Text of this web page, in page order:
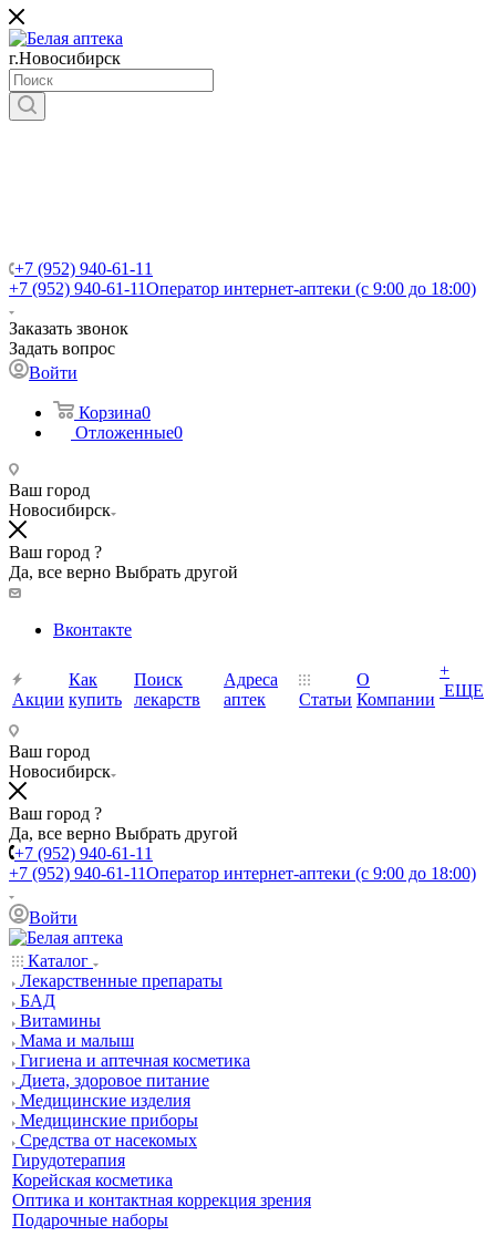
г.Новосибирск
+7 (952) 940-61-11
+7 (952) 940-61-11Оператор интернет-аптеки (с 9:00 до 18:00)
Заказать звонок
Задать вопрос
Войти
Корзина0
Отложенные0
Ваш город
Новосибирск
Ваш город ?
Да, все верно Выбрать другой
Вконтакте
Акции
Как
купить
Поиск
лекарств
Адреса
аптек
Статьи
О
Компании
+
ЕЩЕ
Ваш город
Новосибирск
Ваш город ?
Да, все верно Выбрать другой
+7 (952) 940-61-11
+7 (952) 940-61-11Оператор интернет-аптеки (с 9:00 до 18:00)
Войти
Каталог
Лекарственные препараты
БАД
Витамины
Мама и малыш
Гигиена и аптечная косметика
Диета, здоровое питание
Медицинские изделия
Медицинские приборы
Средства от насекомых
Гирудотерапия
Корейская косметика
Оптика и контактная коррекция зрения
Подарочные наборы